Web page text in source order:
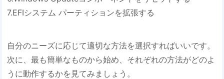
7.EFIシステム パーティションを拡張する
自分のニーズに応じて適切な方法を選択すればいいです。
次に、最も簡単なものから始め、それぞれの方法がどのよ
うに動作するかを見てみましょう。